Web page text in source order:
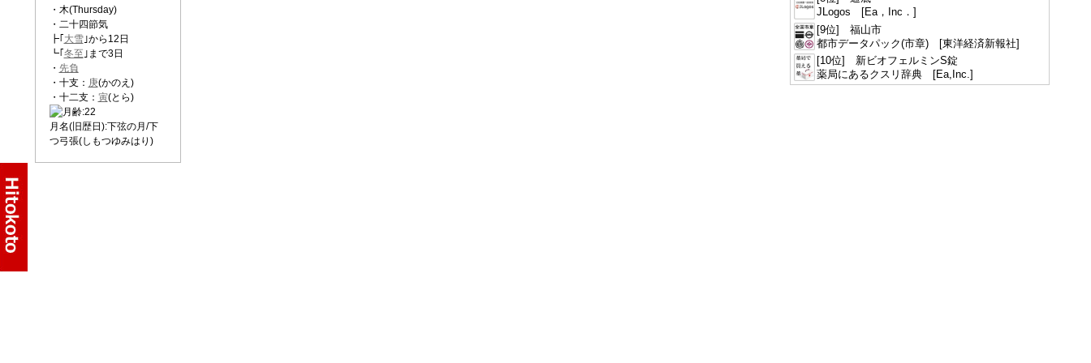
・木(Thursday)
・二十四節気
┣｢ 大雪｣から12日
┗｢ 冬至 ｣まで3日
・ 先負
・十支： 庚(かのえ)
・十二支： 寅(とら)
月名(旧歴日):下弦の月/下
つ弓張(しもつゆみはり)
JLogos [Ea，Inc．]
[9位] 福山市
都市データパック(市章) [東洋経済新報社]
[10位] 新ビオフェルミンS錠
薬局にあるクスリ辞典 [Ea,Inc.]